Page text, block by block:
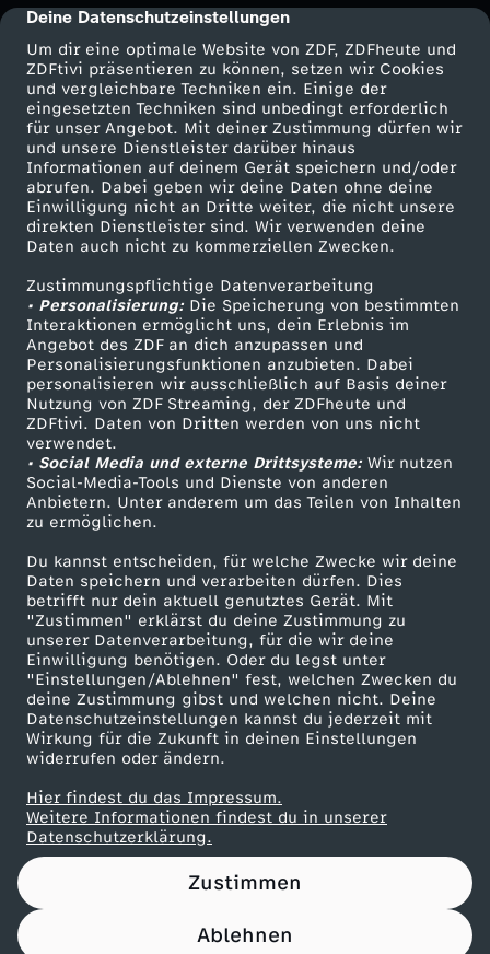
cmp-dialog-description
Deine Datenschutzeinstellungen
Um dir eine optimale Website von ZDF, ZDFheute und
ZDFtivi präsentieren zu können, setzen wir Cookies
und vergleichbare Techniken ein. Einige der
eingesetzten Techniken sind unbedingt erforderlich
für unser Angebot. Mit deiner Zustimmung dürfen wir
und unsere Dienstleister darüber hinaus
Informationen auf deinem Gerät speichern und/oder
abrufen. Dabei geben wir deine Daten ohne deine
Einwilligung nicht an Dritte weiter, die nicht unsere
direkten Dienstleister sind. Wir verwenden deine
Daten auch nicht zu kommerziellen Zwecken.
Zustimmungspflichtige Datenverarbeitung
• Personalisierung:Die Speicherung von bestimmten
Interaktionen ermöglicht uns, dein Erlebnis im
Angebot des ZDF an dich anzupassen und
Personalisierungsfunktionen anzubieten. Dabei
personalisieren wir ausschließlich auf Basis deiner
Nutzung von ZDF Streaming, der ZDFheute und
ZDFtivi. Daten von Dritten werden von uns nicht
verwendet.
• Social Media und externe Drittsysteme:Wir nutzen
Social-Media-Tools und Dienste von anderen
Anbietern. Unter anderem um das Teilen von Inhalten
zu ermöglichen.
Du kannst entscheiden, für welche Zwecke wir deine
Daten speichern und verarbeiten dürfen. Dies
betrifft nur dein aktuell genutztes Gerät. Mit
"Zustimmen" erklärst du deine Zustimmung zu
unserer Datenverarbeitung, für die wir deine
Einwilligung benötigen. Oder du legst unter
"Einstellungen/Ablehnen" fest, welchen Zwecken du
deine Zustimmung gibst und welchen nicht. Deine
Datenschutzeinstellungen kannst du jederzeit mit
Wirkung für die Zukunft in deinen Einstellungen
widerrufen oder ändern.
Hier findest du das Impressum.
Weitere Informationen findest du in unserer
Datenschutzerklärung.
Zustimmen
Ablehnen
r
Mehr ZDF
ZDF-Apps
Smart TV
ZDFtext
Livestreams
Sendungen A-Z
TV-Programm
Service
ZDFmitreden
Kontakt zum ZDF
Tickets
Zuschauerservice
Hilfe
ZDF Unternehmen
Karriere
ZDF goes Schule
Werbefernsehen
Mainzelmännchen
Partner
Nutzungsbedingungen